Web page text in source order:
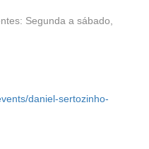
Segunda a sábado,
daniel-sertozinho-